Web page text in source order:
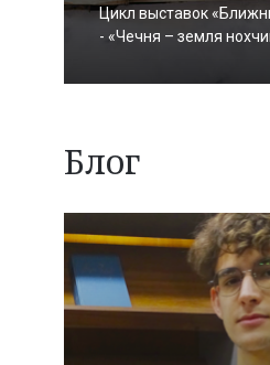
Цикл выставок
- «Чечня – земля
Блог